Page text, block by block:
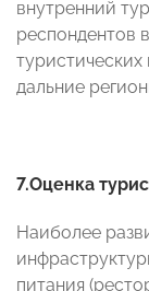
внутренний
респондентов
туристических
дальние
7.Оценка
Наиболее
питания